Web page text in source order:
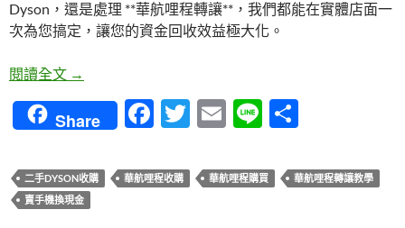
Dyson，還是處理 **華航哩程轉讓**，我們都能在實體店面一
次為您搞定，讓您的資金回收效益極大化。
閱讀全文 華航哩程轉讓教學：賣手機、賣 Dyson、賣哩程，
→
Share
F
e
T
itt
E
ail
Li
e
二手DYSON收購 華航哩程收購 華航哩程購買
華航哩程轉讓教學
賣手機換現金